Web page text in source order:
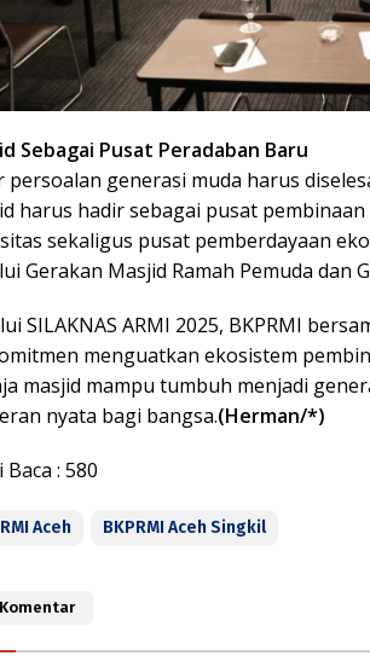
Sebagai Pusat Peradaban Baru
persoalan generasi muda harus
harus hadir sebagai pusat
sekaligus pusat pemberdayaan
Gerakan Masjid Ramah Pemuda dan
SILAKNAS ARMI 2025, BKPRMI
menguatkan ekosistem
masjid mampu tumbuh menjadi
nyata bagi bangsa.(Herman/*)
Baca : 580
Aceh BKPRMI Aceh Singkil
Komentar